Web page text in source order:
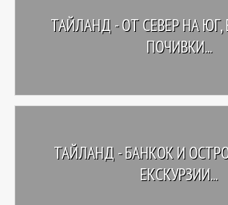
ТАЙЛАНД - OТ СЕВЕР НА
ПОЧИВКИ...
ТАЙЛАНД - БАНКОК И
ЕКСКУРЗИИ...